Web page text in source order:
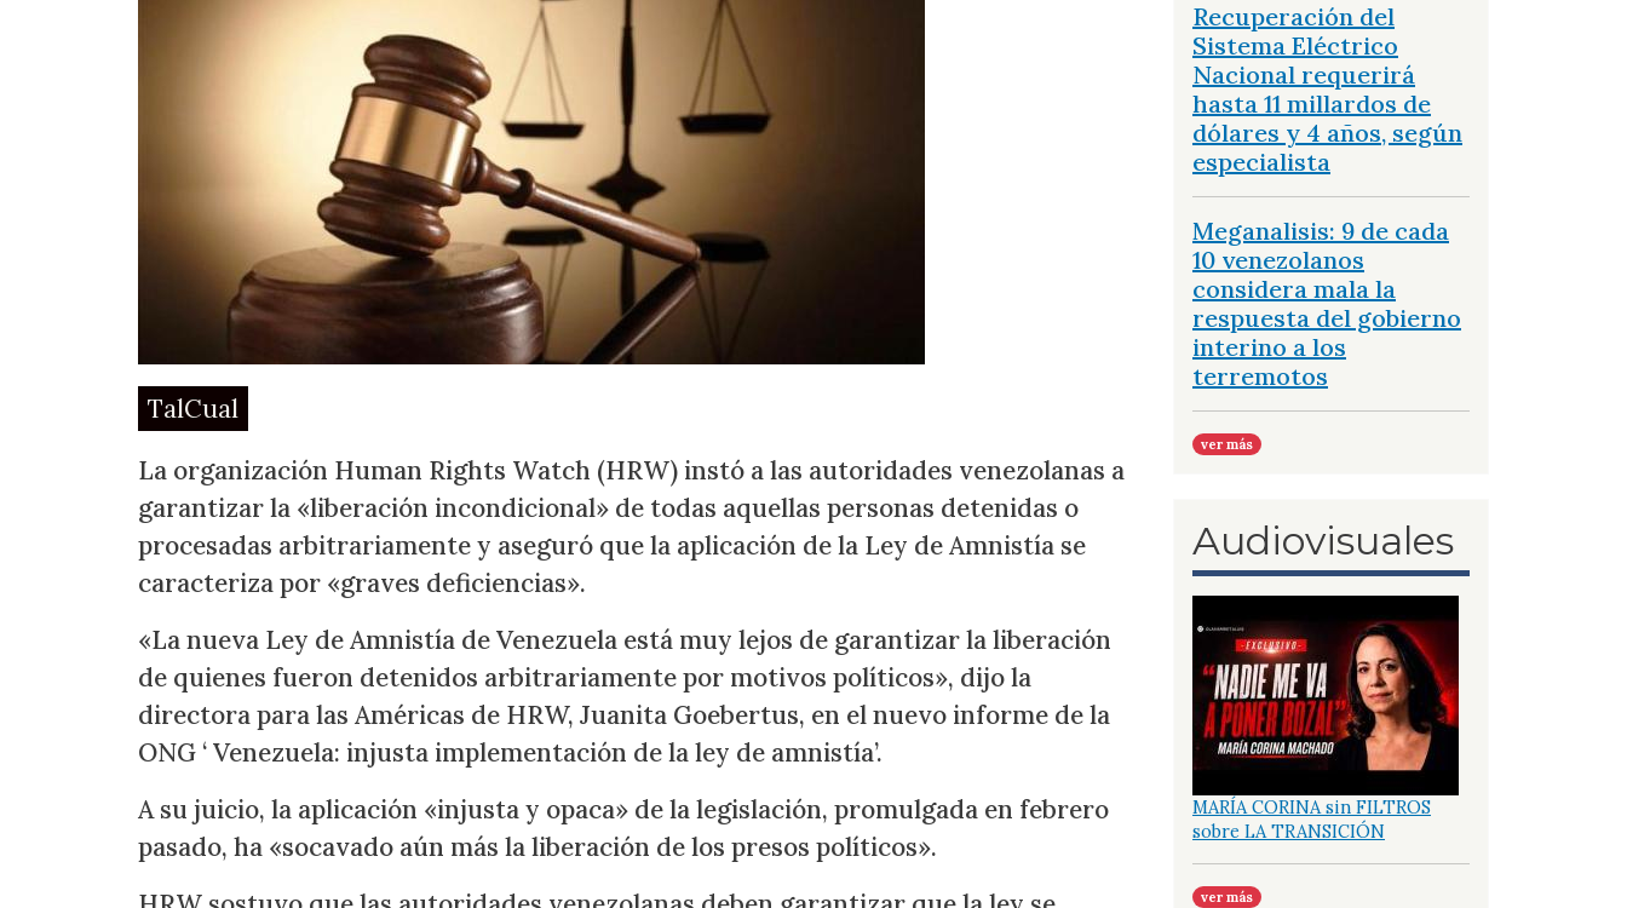
TalCual
La organización Human Rights Watch (HRW) instó a las autoridades venezolanas a
garantizar la «liberación incondicional» de todas aquellas personas detenidas o
procesadas arbitrariamente y aseguró que la aplicación de la Ley de Amnistía se
caracteriza por «graves deficiencias».
«La nueva Ley de Amnistía de Venezuela está muy lejos de garantizar la liberación
de quienes fueron detenidos arbitrariamente por motivos políticos», dijo la
directora para las Américas de HRW, Juanita Goebertus, en el nuevo informe de la
ONG ‘ Venezuela: injusta implementación de la ley de amnistía’.
A su juicio, la aplicación «injusta y opaca» de la legislación, promulgada en febrero
pasado, ha «socavado aún más la liberación de los presos políticos».
Recuperación del
Sistema Eléctrico
Nacional requerirá
hasta 11 millardos de
dólares y 4 años, según
especialista
Meganalisis: 9 de cada
10 venezolanos
considera mala la
respuesta del gobierno
interino a los
terremotos
ver más
Audiovisuales
MARÍA CORINA sin FILTROS
sobre LA TRANSICIÓN
ver más